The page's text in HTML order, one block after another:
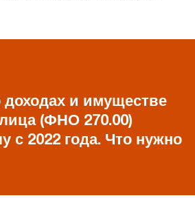
и имуществе
(ФНО 270.00)
с 2022 года. Что нужно